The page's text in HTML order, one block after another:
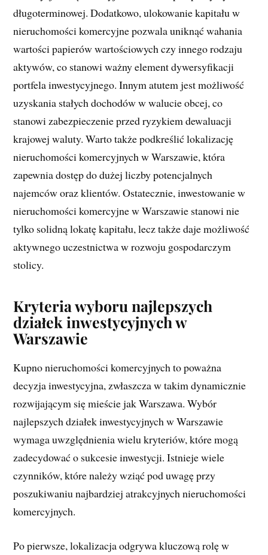
długoterminowej. Dodatkowo, ulokowanie kapitału w
nieruchomości komercyjne pozwala uniknąć wahania
wartości papierów wartościowych czy innego rodzaju
aktywów, co stanowi ważny element dywersyfikacji
portfela inwestycyjnego. Innym atutem jest możliwość
uzyskania stałych dochodów w walucie obcej, co
stanowi zabezpieczenie przed ryzykiem dewaluacji
krajowej waluty. Warto także podkreślić lokalizację
nieruchomości komercyjnych w Warszawie, która
zapewnia dostęp do dużej liczby potencjalnych
najemców oraz klientów. Ostatecznie, inwestowanie w
nieruchomości komercyjne w Warszawie stanowi nie
tylko solidną lokatę kapitału, lecz także daje możliwość
aktywnego uczestnictwa w rozwoju gospodarczym
stolicy.
Kryteria wyboru najlepszych
działek inwestycyjnych w
Warszawie
Kupno nieruchomości komercyjnych to poważna
decyzja inwestycyjna, zwłaszcza w takim dynamicznie
rozwijającym się mieście jak Warszawa. Wybór
najlepszych działek inwestycyjnych w Warszawie
wymaga uwzględnienia wielu kryteriów, które mogą
zadecydować o sukcesie inwestycji. Istnieje wiele
czynników, które należy wziąć pod uwagę przy
poszukiwaniu najbardziej atrakcyjnych nieruchomości
komercyjnych.
Po pierwsze, lokalizacja odgrywa kluczową rolę w